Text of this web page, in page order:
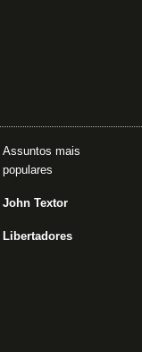
Assuntos mais
populares
John Textor
Libertadores